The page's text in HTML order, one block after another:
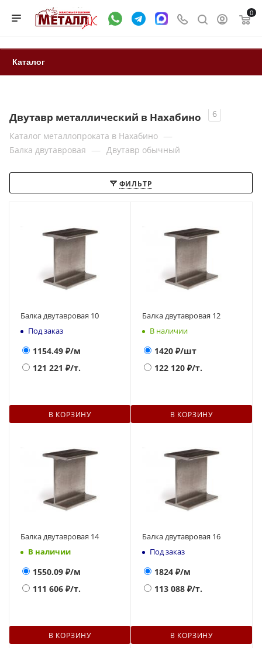
0
Каталог
Двутавр металлический в Нахабино
6
Каталог металлопроката в Нахабино —
Балка двутавровая — Двутавр обычный
ФИЛЬТР
Балка двутавровая 10
Под заказ
1154.49 ₽/м
121 221 ₽/т.
В КОРЗИНУ
Балка двутавровая 12
В наличии
1420 ₽/шт
122 120 ₽/т.
В КОРЗИНУ
Балка двутавровая 14
В наличии
1550.09 ₽/м
111 606 ₽/т.
В КОРЗИНУ
Балка двутавровая 16
Под заказ
1824 ₽/м
113 088 ₽/т.
В КОРЗИНУ